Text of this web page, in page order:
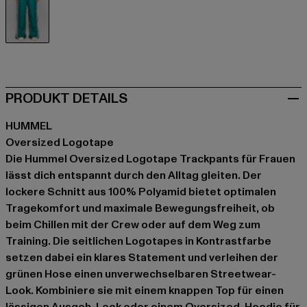
PRODUKT DETAILS
HUMMEL
Oversized Logotape
Die Hummel Oversized Logotape Trackpants für Frauen
lässt dich entspannt durch den Alltag gleiten. Der
lockere Schnitt aus 100% Polyamid bietet optimalen
Tragekomfort und maximale Bewegungsfreiheit, ob
beim Chillen mit der Crew oder auf dem Weg zum
Training. Die seitlichen Logotapes in Kontrastfarbe
setzen dabei ein klares Statement und verleihen der
grünen Hose einen unverwechselbaren Streetwear-
Look. Kombiniere sie mit einem knappen Top für einen